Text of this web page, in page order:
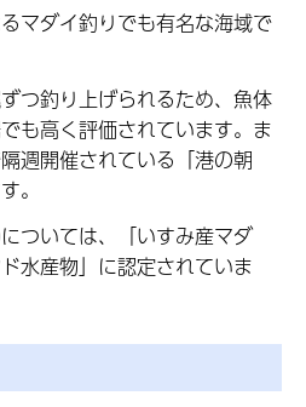
マダイ釣りでも有名な海域で
つ釣り上げられるため、魚体
も高く評価されています。ま
週開催されている「港の朝
。
ついては、「いすみ産マダ
水産物」に認定されていま